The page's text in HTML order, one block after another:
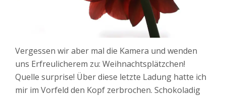
Vergessen wir aber mal die Kamera und wenden
uns Erfreulicherem zu: Weihnachtsplätzchen!
Quelle surprise! Über diese letzte Ladung hatte ich
mir im Vorfeld den Kopf zerbrochen. Schokoladig